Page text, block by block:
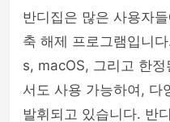
반디집은 많은 사용자
축 해제 프로그램입니
s, macOS, 그리고 한
서도 사용 가능하여, 다
발휘되고 있습니다. 반